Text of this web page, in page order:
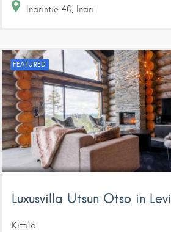
Inarintie 46 Inari
FEATURED
Luxusvilla Utsun Otso in Levi
Kittilä